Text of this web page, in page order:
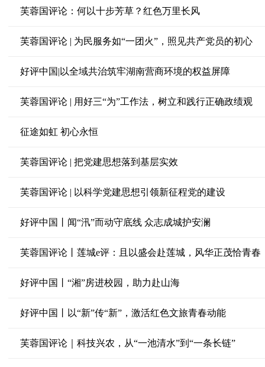
芙蓉国评论：何以十步芳草？红色万里长风
芙蓉国评论 | 为民服务如“一团火”，照见共产党员的初心
好评中国|以全域共治筑牢湖南营商环境的权益屏障
芙蓉国评论 | 用好三“为”工作法，树立和践行正确政绩观
征途如虹 初心永恒
芙蓉国评论 | 把党建思想落到基层实效
芙蓉国评论 | 以科学党建思想引领新征程党的建设
好评中国丨闻“汛”而动守底线 众志成城护安澜
芙蓉国评论丨莲城e评：且以盛会赴莲城，风华正茂恰青春
好评中国丨“湘”房进校园，助力赴山海
好评中国丨以“新”传“新”，激活红色文旅青春动能
芙蓉国评论｜科技兴农，从“一池清水”到“一条长链”